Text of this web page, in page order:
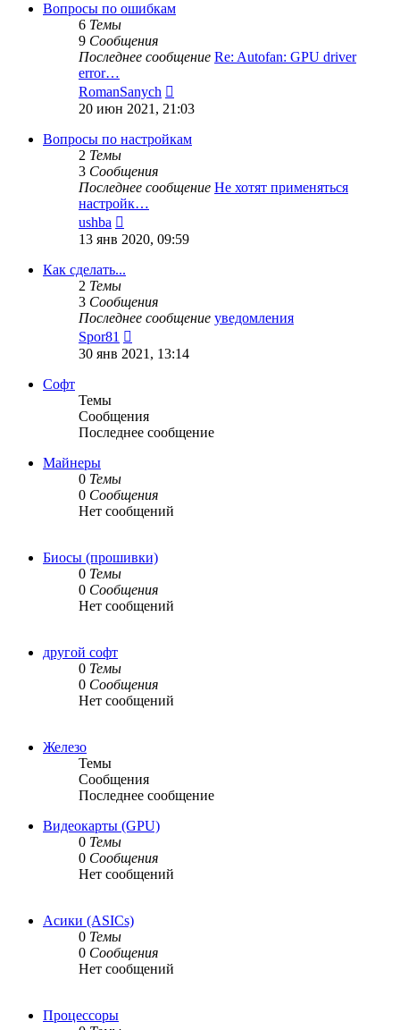
Вопросы по ошибкам
6 Темы
9 Сообщения
Последнее сообщение Re: Autofan: GPU driver
error…
RomanSanych
к
сообщению
20 июн 2021, 21:03
Вопросы по настройкам
2 Темы
3 Сообщения
Последнее сообщение Не хотят применяться
настройк…
ushba
к
13 янв 2020, 09:59
Как сделать...
2 Темы
3 Сообщения
Последнее сообщение уведомления
Spor81
к
30 янв 2021, 13:14
Софт
Темы
Сообщения
Последнее сообщение
Майнеры
0 Темы
0 Сообщения
Нет сообщений
Биосы (прошивки)
0 Темы
0 Сообщения
Нет сообщений
другой софт
0 Темы
0 Сообщения
Нет сообщений
Железо
Темы
Сообщения
Последнее сообщение
Видеокарты (GPU)
0 Темы
0 Сообщения
Нет сообщений
Асики (ASICs)
0 Темы
0 Сообщения
Нет сообщений
Процессоры